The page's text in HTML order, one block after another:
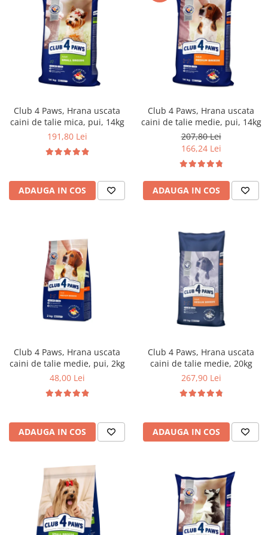
Club 4 Paws, Hrana uscata
caini de talie mica, pui, 14kg
191,80 Lei
ADAUGA IN COS
Club 4 Paws, Hrana uscata
caini de talie medie, pui, 14kg
207,80 Lei
166,24 Lei
ADAUGA IN COS
Club 4 Paws, Hrana uscata
caini de talie medie, pui, 2kg
48,00 Lei
ADAUGA IN COS
Club 4 Paws, Hrana uscata
caini de talie medie, 20kg
267,90 Lei
ADAUGA IN COS